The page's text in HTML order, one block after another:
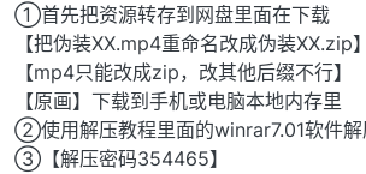
①首先把资源转存到网盘里面在下载
【把伪装XX.mp4重命名改成伪装XX.zip】
【mp4只能改成zip，改其他后缀不行】
【原画】下载到手机或电脑本地内存里
②使用解压教程里面的winrar7.01软件解
③【解压密码354465】